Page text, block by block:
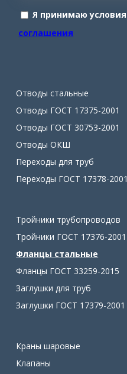
Я принимаю условия
соглашения
Отводы стальные
Отводы ГОСТ 17375-2001
Отводы ГОСТ 30753-2001
Отводы ОКШ
Переходы для труб
Переходы ГОСТ 17378-2001
Тройники трубопроводов
Тройники ГОСТ 17376-2001
Фланцы стальные
Фланцы ГОСТ 33259-2015
Заглушки для труб
Заглушки ГОСТ 17379-2001
Краны шаровые
Клапаны